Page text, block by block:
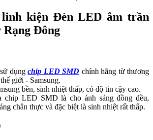
kiện Đèn LED âm trần
Rạng Đông
dụngchip LED SMD chính hãng từ thương
giới - Samsung.
bền, sinh nhiệt thấp, có độ tin cậy cao.
chip LED SMD là cho ánh sáng đồng đều,
chân thực và đặc biệt là sinh nhiệt rất thấp.